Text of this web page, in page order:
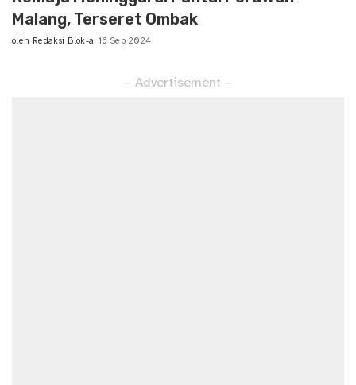
Malang, Terseret Ombak
Posted
oleh Redaksi Blok-a 16 Sep 2024
– Advertisement –